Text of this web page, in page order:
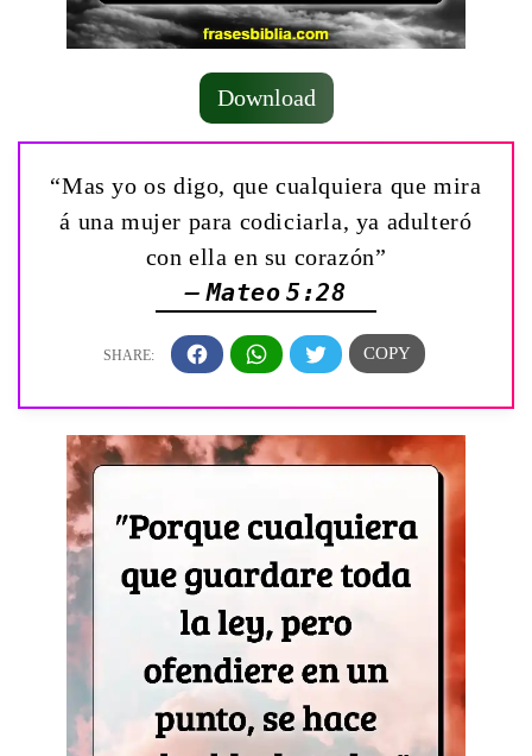
Download
“Mas yo os digo, que cualquiera que mira
á una mujer para codiciarla, ya adulteró
con ella en su corazón”
— Mateo 5:28